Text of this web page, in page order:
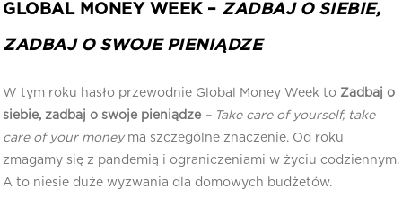
GLOBAL MONEY WEEK – ZADBAJ O SIEBIE,
ZADBAJ O SWOJE PIENIĄDZE
W tym roku hasło przewodnie Global Money Week to Zadbaj o
siebie, zadbaj o swoje pieniądze – Take care of yourself, take
care of your moneyma szczególne znaczenie. Od roku
zmagamy się z pandemią i ograniczeniami w życiu codziennym.
A to niesie duże wyzwania dla domowych budżetów.